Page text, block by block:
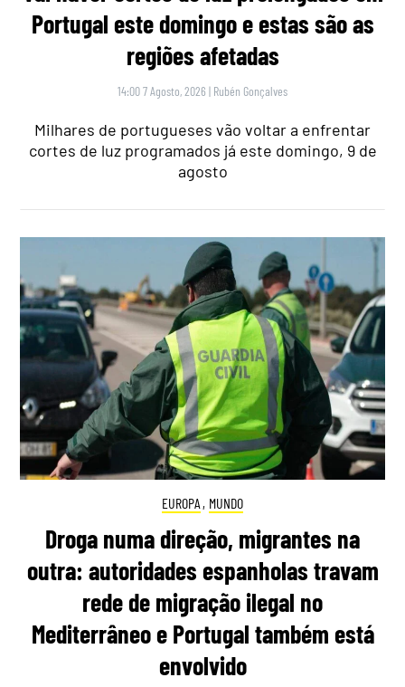
Portugal este domingo e estas são as
regiões afetadas
14:00 7 Agosto, 2026 | Rubén Gonçalves
Milhares de portugueses vão voltar a enfrentar
cortes de luz programados já este domingo, 9 de
agosto
EUROPA , MUNDO
Droga numa direção, migrantes na
outra: autoridades espanholas travam
rede de migração ilegal no
Mediterrâneo e Portugal também está
envolvido